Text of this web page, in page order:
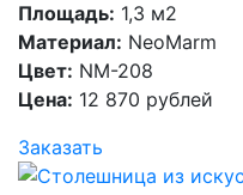
Площадь: 1,3 м2
Материал: NeoMarm
Цвет: NM-208
Цена: 12 870 рублей
Заказать